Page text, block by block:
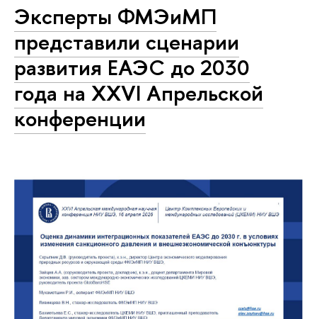
Эксперты ФМЭиМП
представили сценарии
развития ЕАЭС до 2030
года на XXVI Апрельской
конференции